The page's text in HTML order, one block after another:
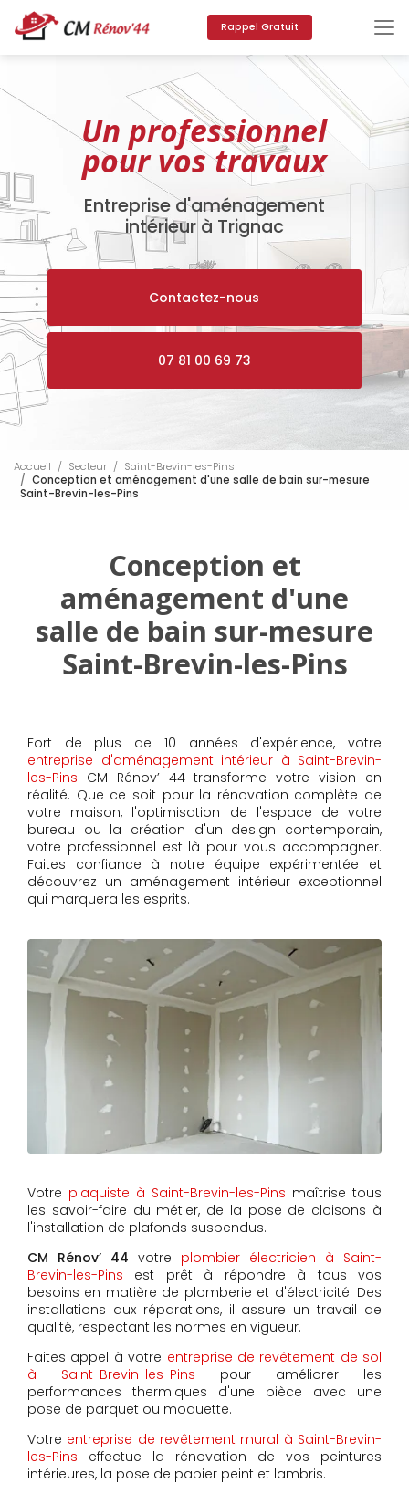
au
contenu
principal
Rappel Gratuit
Un professionnel
pour vos travaux
Entreprise d'aménagement
intérieur à Trignac
Contactez-nous
07 81 00 69 73
Accueil Secteur
Saint-Brevin-les-Pins
Conception et aménagement d'une salle de bain sur-mesure
Saint-Brevin-les-Pins
Conception et
aménagement d'une
salle de bain sur-mesure
Saint-Brevin-les-Pins
Fort de plus de 10 années d'expérience, votre
entreprise d'aménagement intérieur à Saint-Brevin-
les-Pins CM Rénov’ 44 transforme votre vision en
réalité. Que ce soit pour la rénovation complète de
votre maison, l'optimisation de l'espace de votre
bureau ou la création d'un design contemporain,
votre professionnel est là pour vous accompagner.
Faites confiance à notre équipe expérimentée et
découvrez un aménagement intérieur exceptionnel
qui marquera les esprits.
Votre plaquiste à Saint-Brevin-les-Pins maîtrise tous
les savoir-faire du métier, de la pose de cloisons à
l'installation de plafonds suspendus.
CM Rénov’ 44 votre plombier électricien à Saint-
Brevin-les-Pins est prêt à répondre à tous vos
besoins en matière de plomberie et d'électricité. Des
installations aux réparations, il assure un travail de
qualité, respectant les normes en vigueur.
Faites appel à votre entreprise de revêtement de sol
à Saint-Brevin-les-Pins pour améliorer les
performances thermiques d'une pièce avec une
pose de parquet ou moquette.
Votre entreprise de revêtement mural à Saint-Brevin-
les-Pins effectue la rénovation de vos peintures
intérieures, la pose de papier peint et lambris.